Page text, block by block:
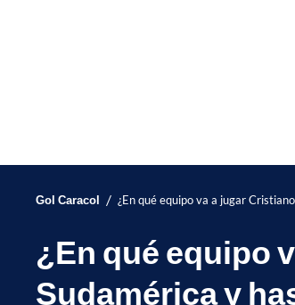
Gol Caracol / ¿En qué equipo va a jugar
¿En qué equipo
Sudamérica y